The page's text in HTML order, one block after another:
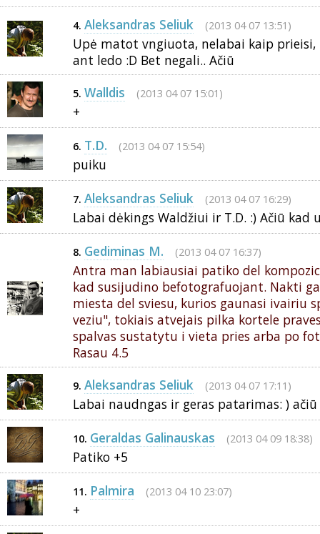
4. Aleksandras Seliuk (2013 04 07 13:51)
Upė matot vngiuota, nelabai kaip
ant ledo :D Bet negali.. Ačiū
5. Walldis (2013 04 07 15:01)
+
6. T.D. (2013 04 07 15:54)
puiku
7. Aleksandras Seliuk (2013 04 07 16:29)
Labai dėkings Waldžiui ir T.D. :) Ačiū kad
8. Gediminas M. (2013 04 07 16:37)
Antra man labiausiai patiko del
kad susijudino befotografuojant. Nakti
miesta del sviesu, kurios gaunasi ivairiu
veziu", tokiais atvejais pilka kortele
spalvas sustatytu i vieta pries arba po
Rasau 4.5
9. Aleksandras Seliuk (2013 04 07 17:11)
Labai naudngas ir geras patarimas: ) ačiū
10. Geraldas Galinauskas (2013 04 09 18:38)
Patiko +5
11. Palmira (2013 04 10 23:07)
+